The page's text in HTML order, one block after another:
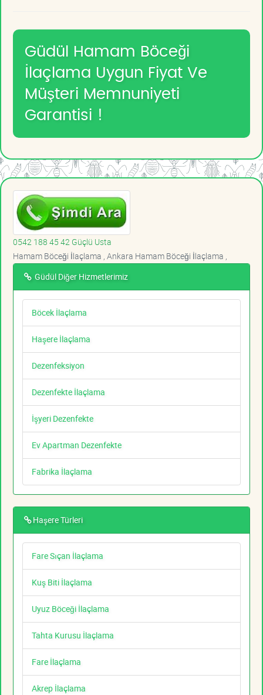
Güdül Hamam Böceği
İlaçlama Uygun Fiyat Ve
Müşteri Memnuniyeti
Garantisi !
0542 188 45 42 Güçlü Usta
Hamam Böceği İlaçlama , Ankara Hamam Böceği İlaçlama ,
Güdül Diğer Hizmetlerimiz
Böcek İlaçlama
Haşere İlaçlama
Dezenfeksiyon
Dezenfekte İlaçlama
İşyeri Dezenfekte
Ev Apartman Dezenfekte
Fabrika İlaçlama
Haşere Türleri
Fare Sıçan İlaçlama
Kuş Biti İlaçlama
Uyuz Böceği İlaçlama
Tahta Kurusu İlaçlama
Fare İlaçlama
Akrep İlaçlama